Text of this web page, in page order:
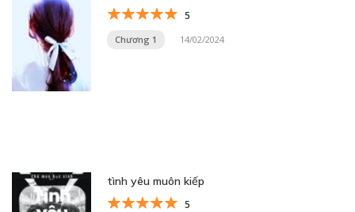
5
Chương 1 14/02/2024
tình yêu muôn kiếp
5